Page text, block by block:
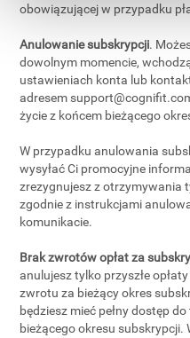
obowiązującej w przypadku
Anulowanie subskrypcji.
dowolnym momencie,
ustawieniach konta lub
adresem
życie z końcem bieżącego
W przypadku anulowania
wysyłać Ci promocyjne
zrezygnujesz z otrzymywania
zgodnie z instrukcjami
komunikacie.
Brak zwrotów opłat za
anulujesz tylko przyszłe
zwrotu za bieżący okres
będziesz mieć pełny dostęp
bieżącego okresu subskrypcji.